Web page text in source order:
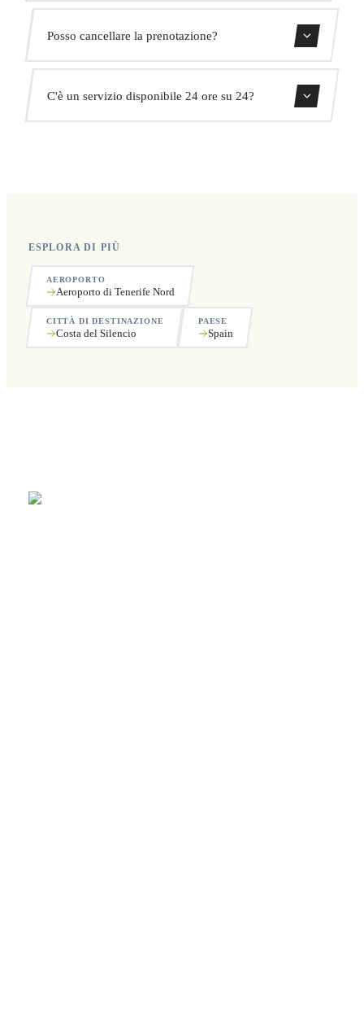
adatterà automaticamente l'orario di ritiro senza costi
aggiuntivi.
Posso cancellare la prenotazione?
Sì, puoi cancellare gratuitamente fino a 24 ore prima del
ritiro.
C'è un servizio disponibile 24 ore su 24?
ESPLORA DI PIÙ
AEROPORTO
Aeroporto di Tenerife Nord
CITTÀ DI DESTINAZIONE
Costa del Silencio
PAESE
Spain